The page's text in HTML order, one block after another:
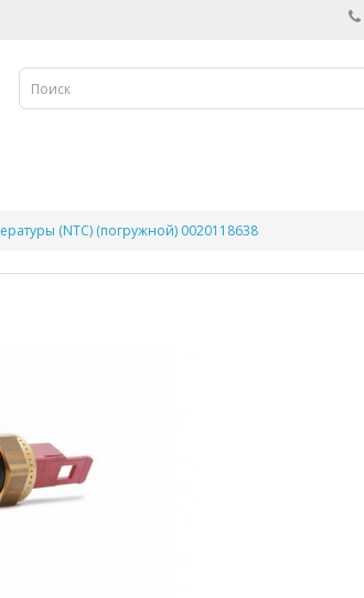
(NTC) (погружной) 0020118638